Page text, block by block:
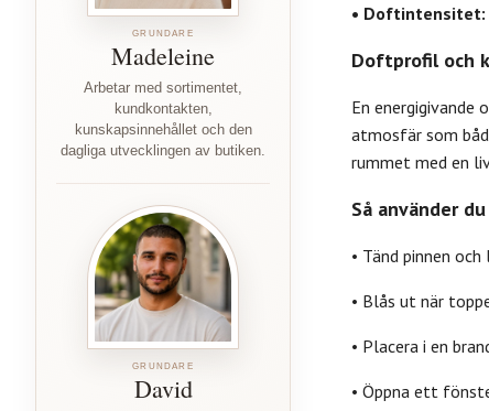
GRUNDARE
Madeleine
Arbetar med sortimentet,
kundkontakten,
kunskapsinnehållet och den
dagliga utvecklingen av butiken.
GRUNDARE
David
• Doftintensitet:
Doftprofil och
En energigivande
atmosfär som
rummet med en
Så använder
• Tänd pinnen
• Blås ut när
• Placera i en
• Öppna ett